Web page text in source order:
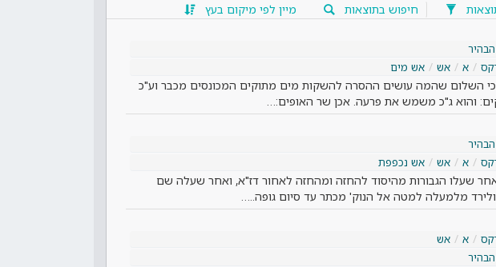
חיפוש בתוצאות מיין לפי מיקום בעץ
א אש אש מים
השלום שהמה עושים ההסרה להשקות מים מתוקים המכונסים מכבר וע"כ
והוא ג"כ משמש את פרעה. אכן שר האופים:…
א אש אש נכפפת
שעלו הגבורות מהיסוד להחזה ומהחזה לאחור דז"א, ואחר שעלה שם
ולירד מלמעלה למטה אל הנוק' מכתר עד סיום גופה..…
א
אש